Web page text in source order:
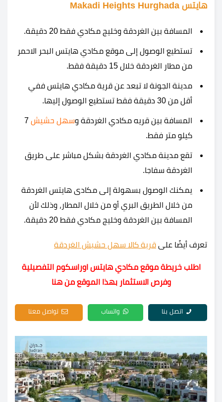
هايتس Makadi Heights Hurghada
المسافة بين الغردقة وخليج مكادي فقط 20 دقيقة.
تستطيع الوصول إلى موقع مكادي هايتس البحر الاحمر
من مطار الغردقة خلال 15 دقيقة فقط.
مدينة الجونة لا تبعد عن قرية مكادي هايتس ففي
أقل من 30 دقيقة فقط تستطيع الوصول إليها.
المسافة بين قريه مكادي الغردقة وسهل حشيش 7
كيلو متر فقط.
تقع مدينة مكادي الغردقة بشكل مباشر على طريق
الغردقة سفاجا.
يمكنك الوصول بسهولة إلى مكادى هايتس الغردقة
من خلال الطريق البري أو من خلال المطار، وذلك لأن
المسافة بين الغردقة وخليج مكادي فقط 20 دقيقة.
تعرف أيضًا على قرية كالا سهل حشيش الغردقة
اطلب خريطة موقع مكادي هايتس اوراسكوم التفصيلية
وفرص الاستثمار بهذا الموقع من هنا
اتصل بنا واتساب تواصل معنا